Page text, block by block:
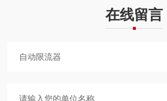
在线留言